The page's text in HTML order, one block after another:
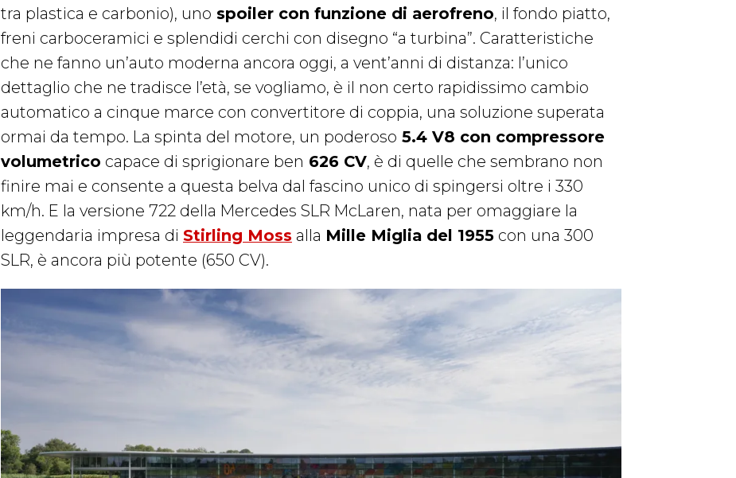
tra plastica e carbonio), uno spoiler con funzione di aerofreno, il fondo piatto,
freni carboceramici e splendidi cerchi con disegno “a turbina”. Caratteristiche
che ne fanno un’auto moderna ancora oggi, a vent’anni di distanza: l’unico
dettaglio che ne tradisce l’età, se vogliamo, è il non certo rapidissimo cambio
automatico a cinque marce con convertitore di coppia, una soluzione superata
ormai da tempo. La spinta del motore, un poderoso 5.4 V8 con compressore
volumetrico capace di sprigionare ben 626 CV, è di quelle che sembrano non
finire mai e consente a questa belva dal fascino unico di spingersi oltre i 330
km/h. E la versione 722 della Mercedes SLR McLaren, nata per omaggiare la
leggendaria impresa di Stirling Moss alla Mille Miglia del 1955 con una 300
SLR, è ancora più potente (650 CV).